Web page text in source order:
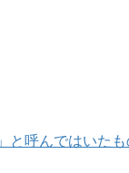
呼んではいた